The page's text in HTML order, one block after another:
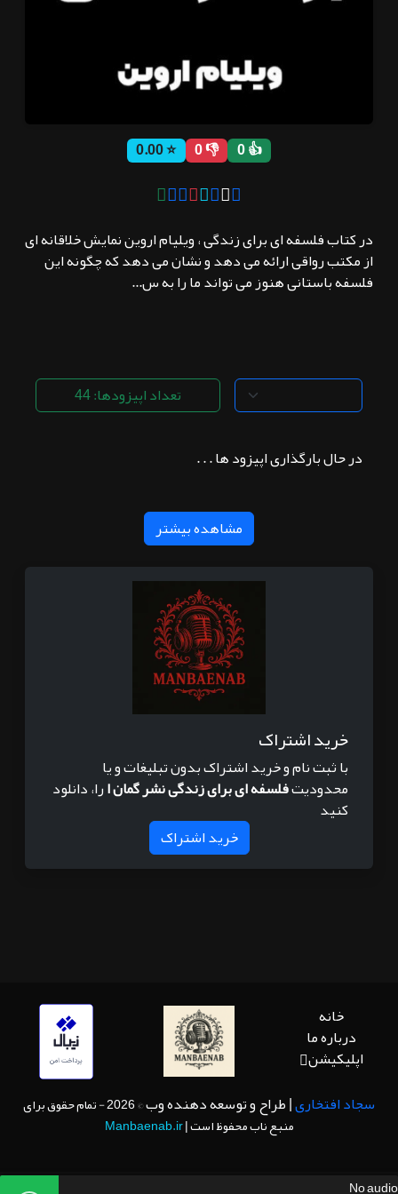
👍 0
👎 0
⭐ 0.00
در کتاب فلسفه ای برای زندگی ، ویلیام اروین نمایش خلاقانه ای
از مکتب رواقی ارائه می دهد و نشان می دهد که چگونه این
فلسفه باستانی هنوز می تواند ما را به س...
No audio
تعداد اپیزودها: 44
در حال بارگذاری اپیزود ها . . .
مشاهده بیشتر
خرید اشتراک
با ثبت نام و خرید اشتراک بدون تبلیغات و یا
محدودیتفلسفه ای برای زندگی نشر گمان ارا، دانلود
کنید
خرید اشتراک
خانه
درباره ما
اپلیکیشن
سجاد افتخاری| طراح و توسعه دهنده وب
© 2026 - تمام حقوق برای
منبع ناب محفوظ است |Manbaenab.ir